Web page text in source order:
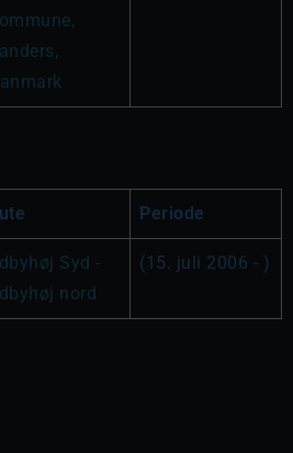
Periode
Syd -
nord
(15. juli 2006 - )